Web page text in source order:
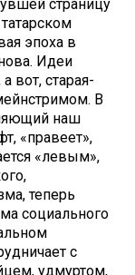
страницу
эпоха в
Идеи
вот, старая-
В
наш
«правеет»,
«левым»,
теперь
социального
с
удмуртом,